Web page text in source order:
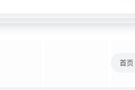
首页